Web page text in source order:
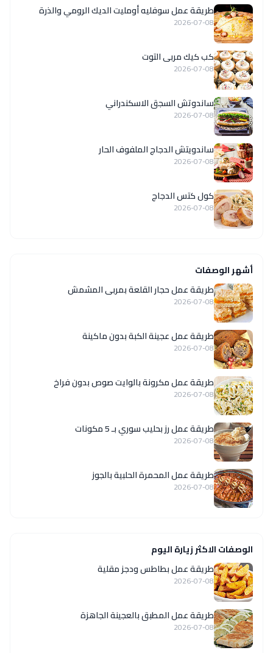
طريقة عمل سوفليه أومليت الديك الرومي والذرة
2026-07-08
كب كيك مربى التوت
2026-07-08
ساندوتش السجق الاسكندراني
2026-07-08
ساندويتش الدجاج الملفوف الحار
2026-07-08
كول كتس الدجاج
2026-07-08
أشهر الوصفات
طريقة عمل حجار القلعة بمربى المشمش
2026-07-08
طريقة عمل عجينة الكبة بدون ماكينة
2026-07-08
طريقة عمل مكرونة بالوايت صوص بدون فراخ
2026-07-08
طريقة عمل رز بحليب سوري بـ 5 مكونات
2026-07-08
طريقة عمل المحمرة الحلبية بالجوز
2026-07-08
الوصفات الاكثر زيارة اليوم
طريقة عمل بطاطس ودجز مقلية
2026-07-08
طريقة عمل المطبق بالعجينة الجاهزة
2026-07-08